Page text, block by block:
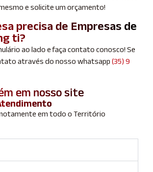
e solicite um orçamento!
precisa de Empresas de
ti?
ao lado e faça contato conosco! Se
através do nosso whatsapp (35) 9
em nosso site
em todo o Território